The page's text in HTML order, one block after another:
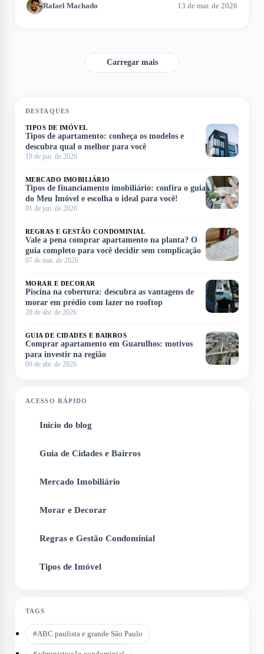
do processo de aquisição. Neste artigo, exploramos como
Rafael Machado 13 de mar. de 2026
Carregar mais
DESTAQUES
TIPOS DE IMÓVEL
Tipos de apartamento: conheça os modelos e
descubra qual o melhor para você
19 de jun. de 2026
MERCADO IMOBILIÁRIO
Tipos de financiamento imobiliário: confira o guia
do Meu Imóvel e escolha o ideal para você!
01 de jun. de 2026
REGRAS E GESTÃO CONDOMINIAL
Vale a pena comprar apartamento na planta? O
guia completo para você decidir sem complicação
07 de mai. de 2026
MORAR E DECORAR
Piscina na cobertura: descubra as vantagens de
morar em prédio com lazer no rooftop
28 de abr. de 2026
GUIA DE CIDADES E BAIRROS
Comprar apartamento em Guarulhos: motivos
para investir na região
09 de abr. de 2026
ACESSO RÁPIDO
Início do blog
Guia de Cidades e Bairros
Mercado Imobiliário
Morar e Decorar
Regras e Gestão Condominial
Tipos de Imóvel
TAGS
#ABC paulista e grande São Paulo